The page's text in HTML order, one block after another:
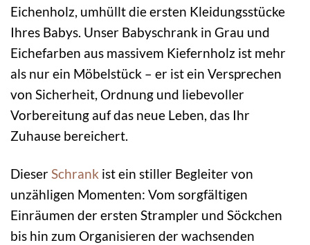
Eichenholz, umhüllt die ersten Kleidungsstücke
Ihres Babys. Unser Babyschrank in Grau und
Eichefarben aus massivem Kiefernholz ist mehr
als nur ein Möbelstück – er ist ein Versprechen
von Sicherheit, Ordnung und liebevoller
Vorbereitung auf das neue Leben, das Ihr
Zuhause bereichert.
DieserSchrank ist ein stiller Begleiter von
unzähligen Momenten: Vom sorgfältigen
Einräumen der ersten Strampler und Söckchen
bis hin zum Organisieren der wachsenden